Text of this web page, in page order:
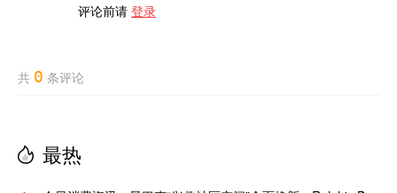
评论前请 登录
共 0 条评论
最热